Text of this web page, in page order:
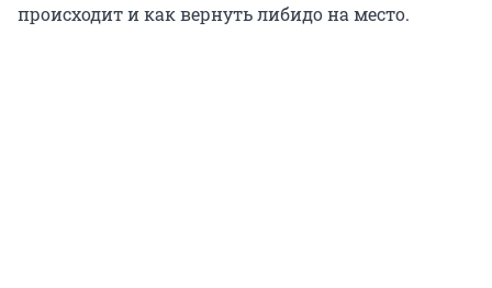
происходит и как вернуть либидо на место.